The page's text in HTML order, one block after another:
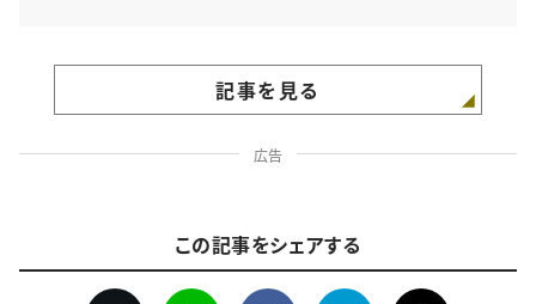
記事を見る
広告
この記事をシェアする